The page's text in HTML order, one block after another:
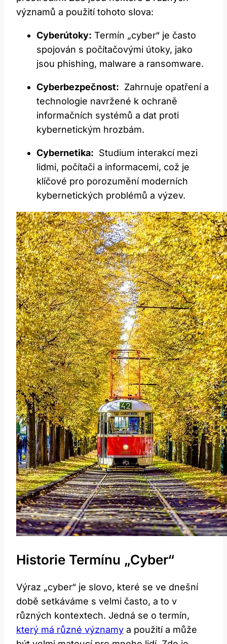
významů a⁣ použití tohoto slova:
Cyberútoky: Termín „cyber“ je často
spojován s počítačovými útoky, jako
jsou phishing, malware a ransomware.
Cyberbezpečnost: ⁤ Zahrnuje opatření a
technologie navržené k ochraně
informačních systémů a dat‌ proti
kybernetickým hrozbám.
Cybernetika: ‌ Studium interakcí mezi
lidmi, počítači a informacemi, což je‍
klíčové pro porozumění moderních
kybernetických problémů a výzev.
Historie Termínu „cyber“
Výraz „cyber“ je slovo, které se ve dnešní
době setkáváme s velmi často, a to v
různých kontextech. Jedná se ⁢o ‌termín,
který má různé významy a použití a může